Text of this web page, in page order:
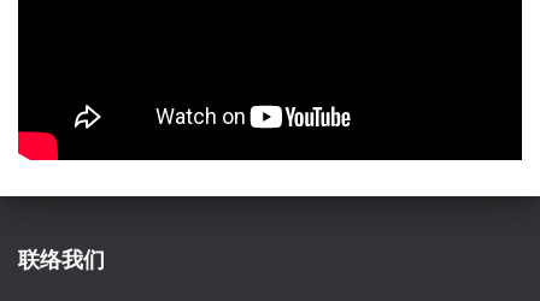
联络我们